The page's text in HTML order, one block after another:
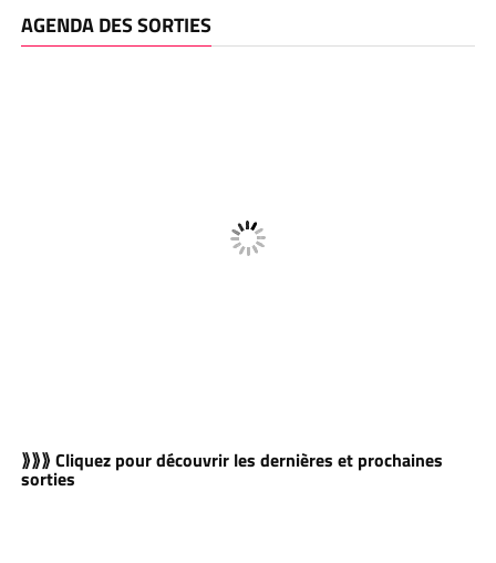
AGENDA DES SORTIES
⟫⟫⟫ Cliquez pour découvrir les dernières et prochaines
sorties